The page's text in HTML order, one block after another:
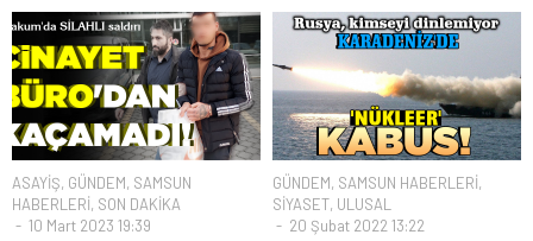
ASAYİŞ, GÜNDEM, SAMSUN
HABERLERİ, SON DAKİKA
10 Mart 2023 19:39
GÜNDEM, SAMSUN HABERLERİ,
SİYASET, ULUSAL
20 Şubat 2022 13:22